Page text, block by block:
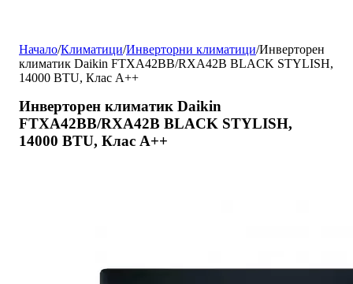
Начало/Климатици/Инверторни климатици/Инверторен
климатик Daikin FTXA42BB/RXA42B BLACK STYLISH,
14000 BTU, Клас A++
Инверторен климатик Daikin
FTXA42BB/RXA42B BLACK STYLISH,
14000 BTU, Клас A++